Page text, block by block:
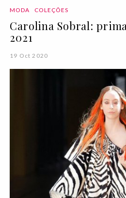
MODA COLEÇÕES
Carolina Sobral:
2021
19 Oct 2020